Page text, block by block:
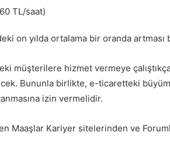
TL/saat)
on yılda ortalama bir oranda artması
müşterilere hizmet vermeye
Bununla birlikte, e-ticaretteki
izin vermelidir.
Maaşlar Kariyer sitelerinden ve